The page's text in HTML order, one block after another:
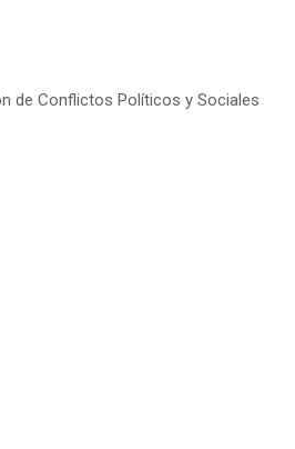
de Conflictos Políticos y Sociales